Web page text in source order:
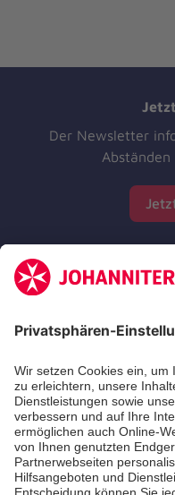
Der Newsletter
Zertifizierung der
Die Johanniter
des